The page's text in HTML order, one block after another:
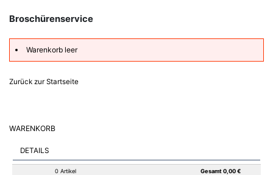
Broschürenservice
Warenkorb leer
Zurück zur Startseite
WARENKORB
DETAILS
0 Artikel Gesamt 0,00 €